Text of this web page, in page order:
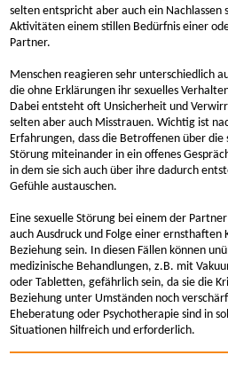
selten entspricht aber auch ein Nachlassen
Aktivitäten einem stillen Bedürfnis einer
Partner.
Menschen reagieren sehr unterschiedlich
die ohne Erklärungen ihr sexuelles
Dabei entsteht oft Unsicherheit und
selten aber auch Misstrauen. Wichtig ist
Erfahrungen, dass die Betroffenen über die
Störung miteinander in ein offenes
in dem sie sich auch über ihre dadurch
Gefühle austauschen.
Eine sexuelle Störung bei einem der
auch Ausdruck und Folge einer ernsthaften
Beziehung sein. In diesen Fällen können
medizinische Behandlungen, z.B. mit
oder Tabletten, gefährlich sein, da sie die
Beziehung unter Umständen noch
Eheberatung oder Psychotherapie sind in
Situationen hilfreich und erforderlich.